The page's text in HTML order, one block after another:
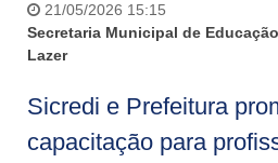
21/05/2026 15:15
Secretaria Municipal de
Lazer
Sicredi e Prefeitura
capacitação para